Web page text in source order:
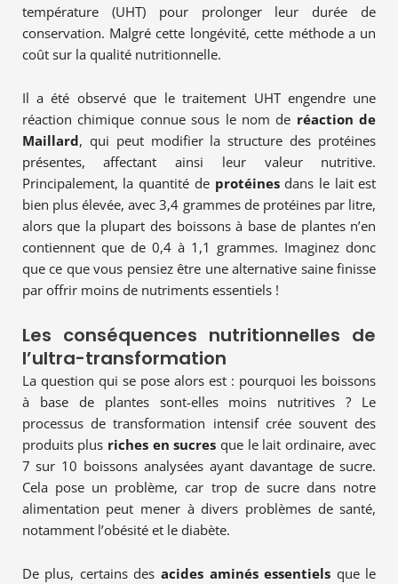
température (UHT) pour prolonger leur durée de
conservation. Malgré cette longévité, cette méthode a un
coût sur la qualité nutritionnelle.
Il a été observé que le traitement UHT engendre une
réaction chimique connue sous le nom de réaction de
Maillard, qui peut modifier la structure des protéines
présentes, affectant ainsi leur valeur nutritive.
Principalement, la quantité de protéinesdans le lait est
bien plus élevée, avec 3,4 grammes de protéines par litre,
alors que la plupart des boissons à base de plantes n’en
contiennent que de 0,4 à 1,1 grammes. Imaginez donc
que ce que vous pensiez être une alternative saine finisse
par offrir moins de nutriments essentiels !
Les conséquences nutritionnelles de
l’ultra-transformation
La question qui se pose alors est : pourquoi les boissons
à base de plantes sont-elles moins nutritives ? Le
processus de transformation intensif crée souvent des
produits plus riches en sucres que le lait ordinaire, avec
7 sur 10 boissons analysées ayant davantage de sucre.
Cela pose un problème, car trop de sucre dans notre
alimentation peut mener à divers problèmes de santé,
notamment l’obésité et le diabète.
De plus, certains des acides aminés essentiels que le